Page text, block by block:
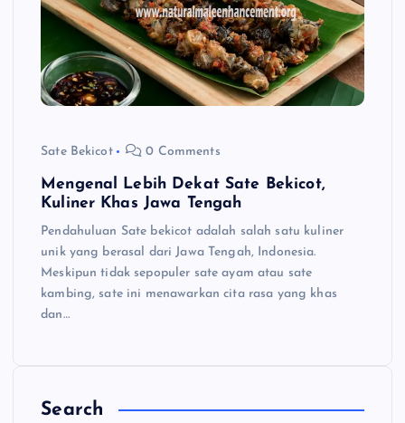
Sate Bekicot 0 Comments
Mengenal Lebih Dekat Sate Bekicot,
Kuliner Khas Jawa Tengah
Pendahuluan Sate bekicot adalah salah satu kuliner
unik yang berasal dari Jawa Tengah, Indonesia.
Meskipun tidak sepopuler sate ayam atau sate
kambing, sate ini menawarkan cita rasa yang khas
dan…
Search